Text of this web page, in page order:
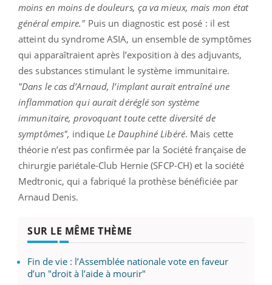
moins en moins de douleurs, ça va mieux, mais mon état
général empire." Puis un diagnostic est posé : il est
atteint du syndrome ASIA, un ensemble de symptômes
qui apparaîtraient après l’exposition à des adjuvants,
des substances stimulant le système immunitaire.
"Dans le cas d’Arnaud, l’implant aurait entraîné une
inflammation qui aurait déréglé son système
immunitaire, provoquant toute cette diversité de
symptômes", indique Le Dauphiné Libéré. Mais cette
théorie n’est pas confirmée par la Société française de
chirurgie pariétale-Club Hernie (SFCP-CH) et la société
Medtronic, qui a fabriqué la prothèse bénéficiée par
Arnaud Denis.
SUR LE MÊME THÈME
Fin de vie : l’Assemblée nationale vote en faveur
d’un "droit à l’aide à mourir"